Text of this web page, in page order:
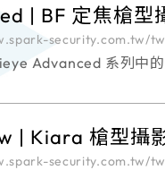
| BF 定焦槍型
security.com.tw/
Advanced 系列中
| Kiara 槍型攝
security.com.tw/